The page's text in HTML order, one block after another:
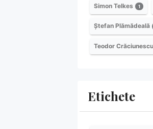
Simon Telkes 1
Ștefan Plămădeală
Teodor Crăciunescu
Etichete